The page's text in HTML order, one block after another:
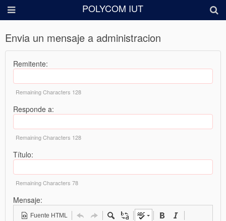
POLYCOM IUT
Envia un mensaje a administracion
Remitente:
Remaining Characters 128
Responde a:
Remaining Characters 128
Título:
Remaining Characters 78
Mensaje:
Fuente HTML